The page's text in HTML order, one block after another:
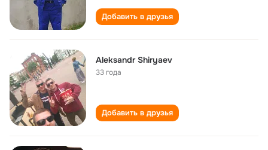
Добавить в друзья
Aleksandr Shiryaev
33 года
Добавить в друзья